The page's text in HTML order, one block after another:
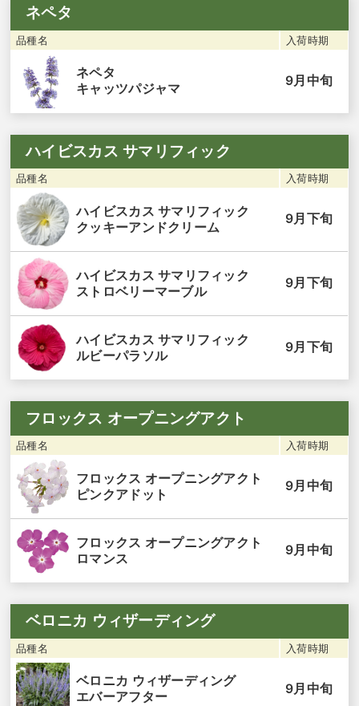
ネペタ
品種名 入荷時期
ネペタ
キャッツパジャマ
9月中旬
ハイビスカス サマリフィック
品種名 入荷時期
ハイビスカス サマリフィック
クッキーアンドクリーム
9月下旬
ハイビスカス サマリフィック
ストロベリーマーブル
9月下旬
ハイビスカス サマリフィック
ルビーパラソル
9月下旬
フロックス オープニングアクト
品種名 入荷時期
フロックス オープニングアクト
ピンクアドット
9月中旬
フロックス オープニングアクト
ロマンス
9月中旬
ベロニカ ウィザーディング
品種名 入荷時期
ベロニカ ウィザーディング
エバーアフター
9月中旬